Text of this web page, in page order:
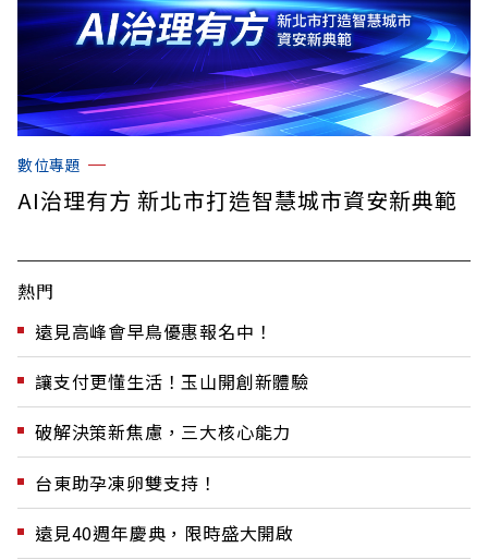
數位專題
AI治理有方 新北市打造智慧城市資安新典範
熱門
遠見高峰會早鳥優惠報名中！
讓支付更懂生活！玉山開創新體驗
破解決策新焦慮，三大核心能力
台東助孕凍卵雙支持！
遠見40週年慶典，限時盛大開啟